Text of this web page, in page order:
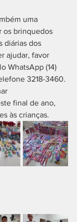
uma
os brinquedos
diárias dos
ajudar, favor
WhatsApp (14)
3218-3460.
final de ano,
às crianças.